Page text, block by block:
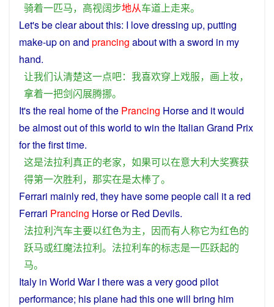
骑着一匹马， 高视阔步地从车道上走来。
Let's beclearaboutthis: I lovedressing up, putting
make-upon and prancing aboutwith asword in my
hand.
让我们认清楚这一点吧： 我喜欢穿上戏服， 画上妆，
拿着一把剑闪展腾挪。
It'sthe real homeof the Prancing Horseand it would
bealmostoutofthisworld towin the Italian Grand Prix
for thefirsttime.
这是法拉利真正的老家， 如果可以在意大利大奖赛获
得第一次胜利， 那实在是太棒了。
Ferrari mainly red, they have some peoplecall ita red
Ferrari Prancing HorseorRed Devils.
法拉利汽车主要以红色为主， 因而有人称它为红色的
跃马或红魔法拉利。 法拉利车的标志是一匹跃起的
马。
Italy in World War I there was averygood pilot
performance; hisplane had thisonewill bring him